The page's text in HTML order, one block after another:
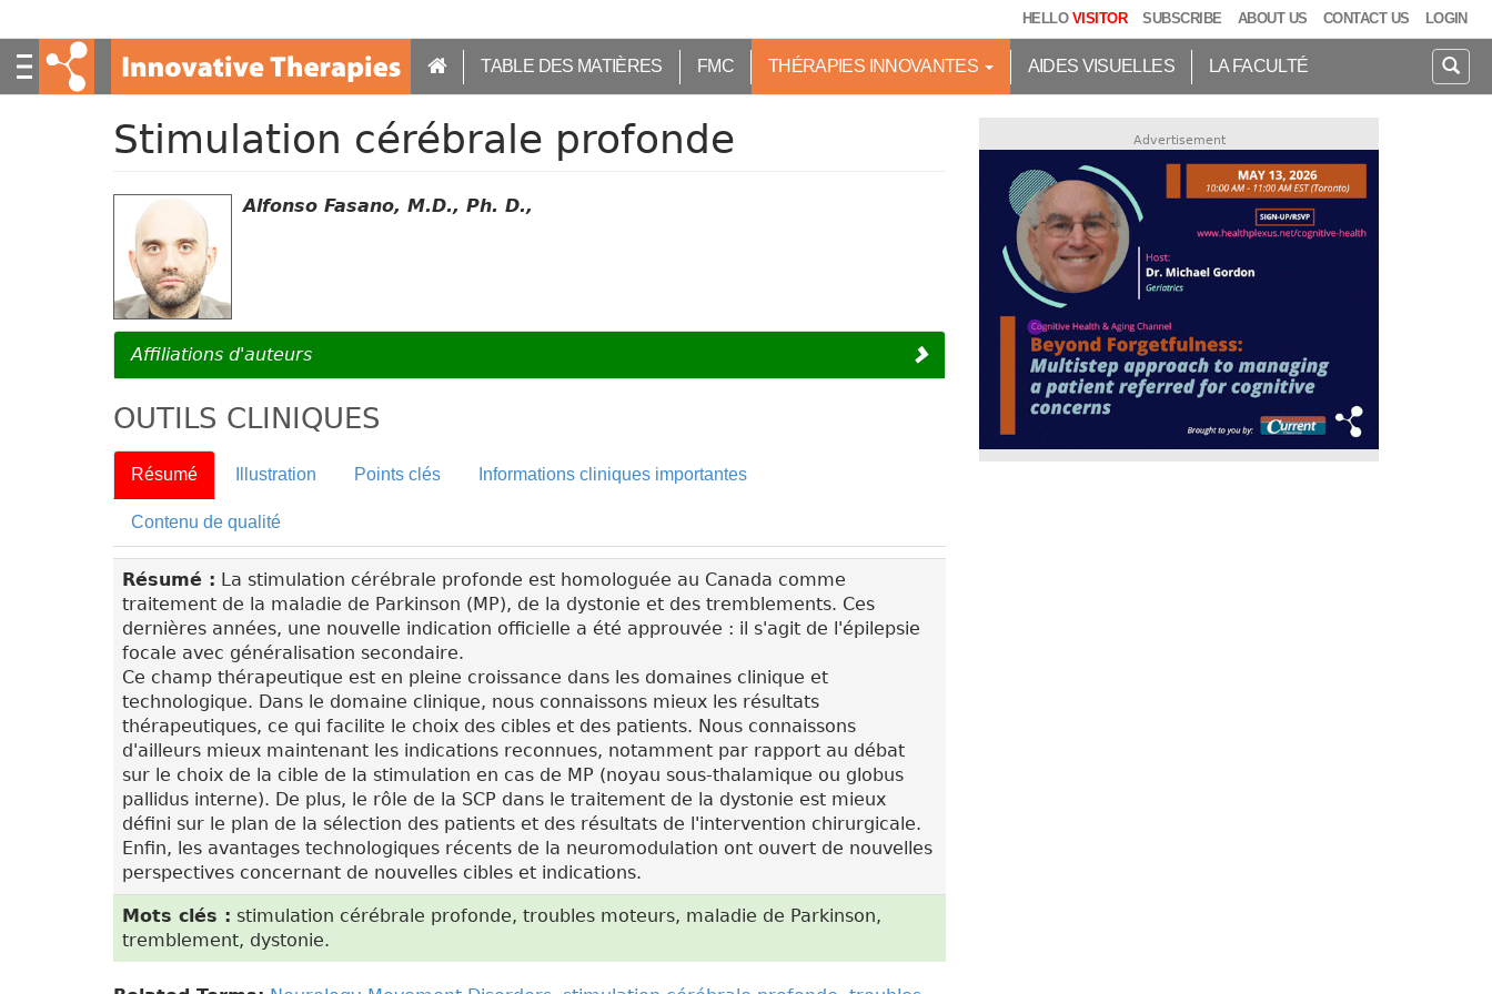
k
HELLO VISITOR SUBSCRIBE ABOUT US CONTACT US LOGIN
TABLE DES MATIÈRES FMC THÉRAPIES INNOVANTES AIDES VISUELLES LA FACULTÉ
Stimulation cérébrale profonde
Alfonso Fasano, M.D., Ph. D.,
Affiliations d'auteurs
OUTILS CLINIQUES
Résumé Illustration Points clés Informations cliniques importantes
Contenu de qualité
Résumé : La stimulation cérébrale profonde est homologuée au Canada comme
traitement de la maladie de Parkinson (MP), de la dystonie et des tremblements. Ces
dernières années, une nouvelle indication officielle a été approuvée : il s'agit de l'épilepsie
focale avec généralisation secondaire.
Ce champ thérapeutique est en pleine croissance dans les domaines clinique et
technologique. Dans le domaine clinique, nous connaissons mieux les résultats
thérapeutiques, ce qui facilite le choix des cibles et des patients. Nous connaissons
d'ailleurs mieux maintenant les indications reconnues, notamment par rapport au débat
sur le choix de la cible de la stimulation en cas de MP (noyau sous-thalamique ou globus
pallidus interne). De plus, le rôle de la SCP dans le traitement de la dystonie est mieux
défini sur le plan de la sélection des patients et des résultats de l'intervention chirurgicale.
Enfin, les avantages technologiques récents de la neuromodulation ont ouvert de nouvelles
perspectives concernant de nouvelles cibles et indications.
Mots clés : stimulation cérébrale profonde, troubles moteurs, maladie de Parkinson,
tremblement, dystonie.
Advertisement